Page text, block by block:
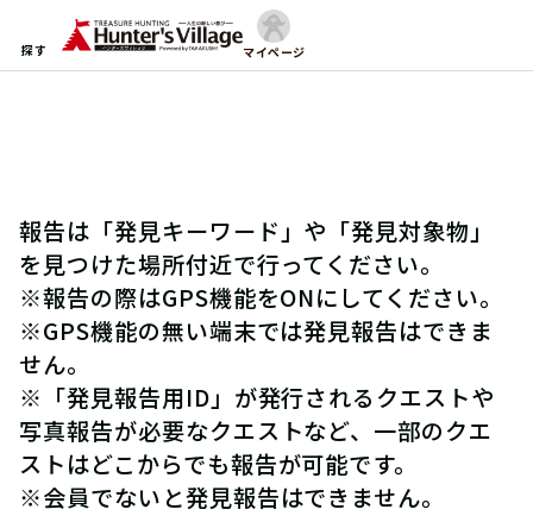
探す マイページ
報告は「発見キーワード」や「発見対象物」
を見つけた場所付近で行ってください。
※報告の際はGPS機能をONにしてください。
※GPS機能の無い端末では発見報告はできま
せん。
※「発見報告用ID」が発行されるクエストや
写真報告が必要なクエストなど、一部のクエ
ストはどこからでも報告が可能です。
※会員でないと発見報告はできません。